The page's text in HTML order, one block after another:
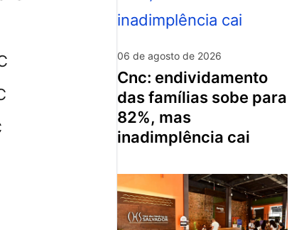
06 de agosto de 2026
cnc: endividamento
das famílias sobe para
82%, mas
inadimplência cai